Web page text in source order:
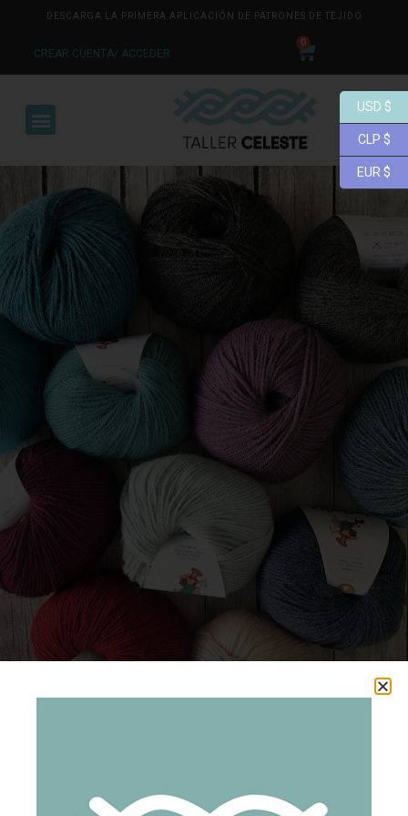
DESCARGA LA PRIMERA APLICACIÓN DE PATRONES DE TEJIDO
CREAR CUENTA/ ACCEDER
0
HILADOS /COMPOSICIÓN /BABY ALPACA
/ BABY ALPACA
USD $
CLP $
EUR $